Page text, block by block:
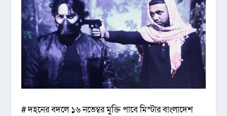
# দহনের বদলে ১৬ নভেম্বর মুক্তি পাবে মিস্টার বাংলাদেশ